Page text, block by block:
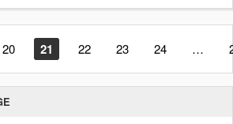
20 21 22 23 24 …